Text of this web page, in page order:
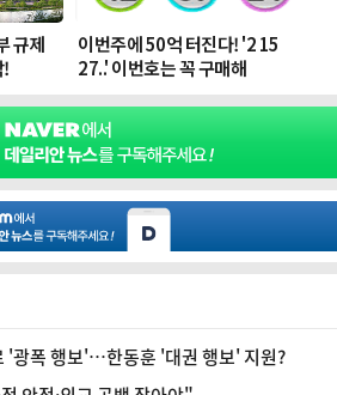
'광폭 행보'…한동훈 '대권 행보' 지원?